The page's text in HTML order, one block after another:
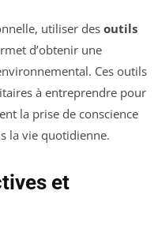
utiliser des outils
d’obtenir une
Ces outils
à entreprendre pour
la prise de conscience
la vie quotidienne.
et